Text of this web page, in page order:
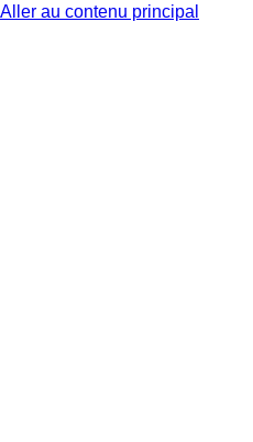
Aller au contenu principal